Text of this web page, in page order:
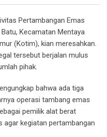
Pertambangan Emas
Kecamatan Mentaya
(Kotim), kian meresahkan.
tersebut berjalan mulus
pihak.
bahwa ada tiga
operasi tambang emas
pemilik alat berat
kegiatan pertambangan